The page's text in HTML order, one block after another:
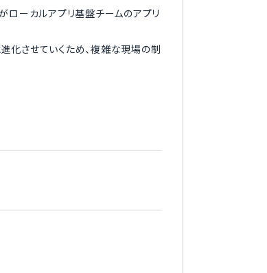
ローカルアプリ基盤チームのアプリ
化させていくため、複雑な現場の制